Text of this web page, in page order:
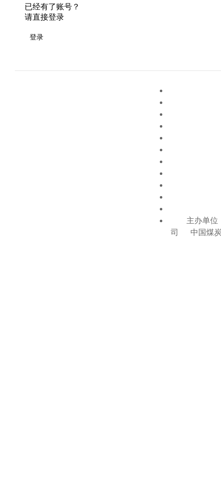
已经有了账号？
请直接登录
主办单位
司 中国煤